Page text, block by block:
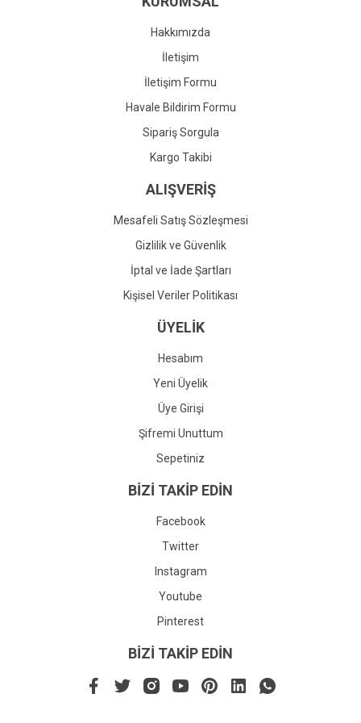
Gönder
Hakkımızda
İletişim
İletişim Formu
Havale Bildirim Formu
Sipariş Sorgula
Kargo Takibi
ALIŞVERİŞ
Mesafeli Satış Sözleşmesi
Gizlilik ve Güvenlik
İptal ve İade Şartları
Kişisel Veriler Politikası
ÜYELİK
Hesabım
Yeni Üyelik
Üye Girişi
Şifremi Unuttum
Sepetiniz
BİZİ TAKİP EDİN
Facebook
Twitter
Instagram
Youtube
Pinterest
BİZİ TAKİP EDİN